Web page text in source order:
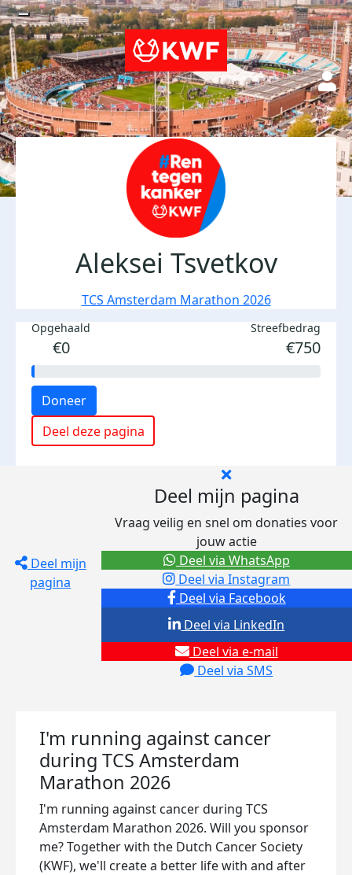
Aleksei Tsvetkov
TCS Amsterdam Marathon 2026
Opgehaald
€0
Streefbedrag
€750
Doneer
Deel deze pagina
Deel mijn
pagina
Deel mijn pagina
Vraag veilig en snel om donaties voor
jouw actie
Deel via Facebook
Deel via Instagram
Deel via e-mail
Deel via SMS
Deel via LinkedIn
Deel via WhatsApp
I'm running against cancer
during TCS Amsterdam
Marathon 2026
I'm running against cancer during TCS
Amsterdam Marathon 2026. Will you sponsor
me? Together with the Dutch Cancer Society
(KWF), we'll create a better life with and after